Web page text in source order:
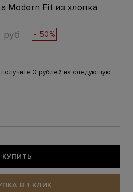
Modern Fit из хлопка
руб. - 50%
0 рублей на следующую
КУПИТЬ
В 1 КЛИК